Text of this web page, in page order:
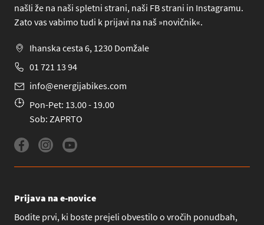
našli že na naši spletni strani, naši FB strani in Instagramu.
Zato vas vabimo tudi k prijavi na naš »novičnik«.
Ihanska cesta 6, 1230 Domžale
01 721 13 94
info@energijabikes.com
Pon-Pet: 13.00 - 19.00
Sob: ZAPRTO
Prijava na e-novice
Bodite prvi, ki boste prejeli obvestilo o vročih ponudbah,